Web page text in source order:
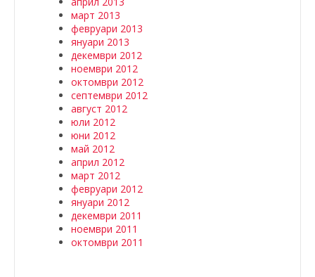
март 2013
февруари 2013
януари 2013
декември 2012
ноември 2012
октомври 2012
септември 2012
август 2012
юли 2012
юни 2012
май 2012
април 2012
март 2012
февруари 2012
януари 2012
декември 2011
ноември 2011
октомври 2011